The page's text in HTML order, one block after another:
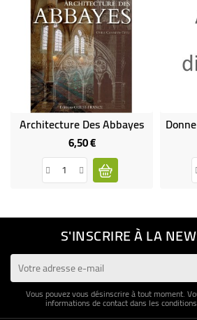
Architecture Des Abbayes
6,50 €Prix
S'INSCRIRE À LA
Vous pouvez vous désinscrire à tout moment.
informations de contact dans les